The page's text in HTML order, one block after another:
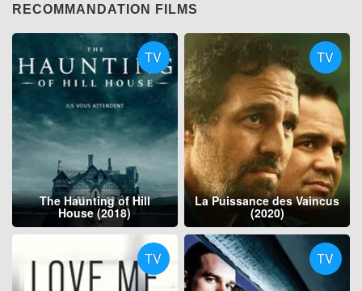
RECOMMANDATION FILMS
TV
The Haunting of Hill
House (2018)
TV
La Puissance des Vaincus
(2020)
TV TV